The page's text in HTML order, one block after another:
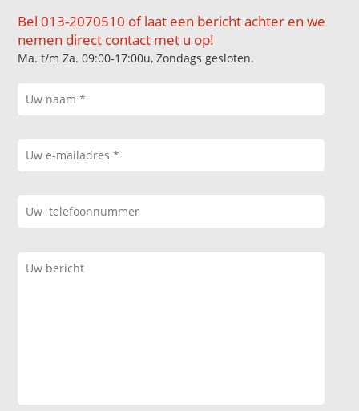
Bel 013-2070510 of laat een bericht achter en we
nemen direct contact met u op!
Ma. t/m Za. 09:00-17:00u, Zondags gesloten.